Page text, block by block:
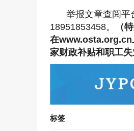
举报文章查阅平
18951853458。
（
在www.osta.org.cn
家财政补贴和职工失
标签